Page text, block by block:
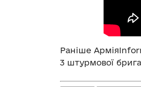
Раніше
3 штурмової